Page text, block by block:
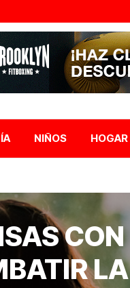
NIÑOS HOGAR
CON
LA